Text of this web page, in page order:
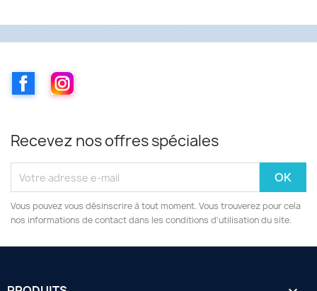
FacebookInstagram
Recevez nos offres spéciales
Vous pouvez vous désinscrire à tout moment. Vous trouverez pour cela
nos informations de contact dans les conditions d'utilisation du site.